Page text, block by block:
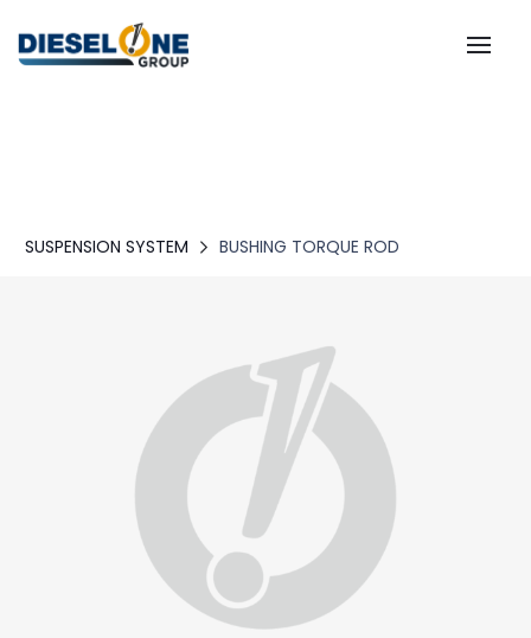
SUSPENSION SYSTEM BUSHING TORQUE ROD